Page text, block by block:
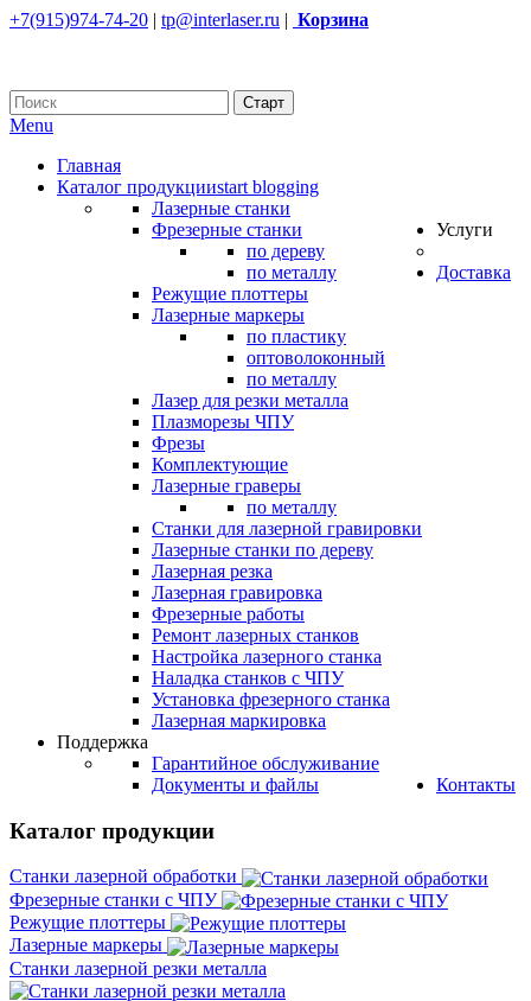
+7(915)974-74-20 | tp@interlaser.ru | Корзина
Menu
Главная
Каталог продукцииstart blogging
Лазерные станки
Фрезерные станки
по дереву
по металлу
Режущие плоттеры
Лазерные маркеры
по пластику
оптоволоконный
по металлу
Лазер для резки металла
Плазморезы ЧПУ
Фрезы
Комплектующие
Лазерные граверы
по металлу
Станки для лазерной гравировки
Лазерные станки по дереву
Услуги
Лазерная резка
Лазерная гравировка
Фрезерные работы
Ремонт лазерных станков
Настройка лазерного станка
Наладка станков с ЧПУ
Установка фрезерного станка
Лазерная маркировка
Доставка
Поддержка
Гарантийное обслуживание
Документы и файлы
Контакты
Каталог продукции
Станки лазерной обработки
Фрезерные станки с ЧПУ
Режущие плоттеры
Лазерные маркеры
Станки лазерной резки металла